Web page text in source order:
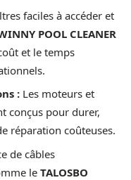
faciles à accéder et
POOL CLEANER
et le temps
: Les moteurs et
conçus pour durer,
réparation coûteuses.
de câbles
le TALOSBO